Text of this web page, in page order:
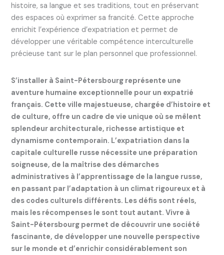
histoire, sa langue et ses traditions, tout en préservant
des espaces où exprimer sa francité. Cette approche
enrichit l’expérience d’expatriation et permet de
développer une véritable compétence interculturelle
précieuse tant sur le plan personnel que professionnel.
S’installer à Saint-Pétersbourg représente une
aventure humaine exceptionnelle pour un expatrié
français. Cette ville majestueuse, chargée d’histoire et
de culture, offre un cadre de vie unique où se mêlent
splendeur architecturale, richesse artistique et
dynamisme contemporain. L’expatriation dans la
capitale culturelle russe nécessite une préparation
soigneuse, de la maîtrise des démarches
administratives à l’apprentissage de la langue russe,
en passant par l’adaptation à un climat rigoureux et à
des codes culturels différents. Les défis sont réels,
mais les récompenses le sont tout autant. Vivre à
Saint-Pétersbourg permet de découvrir une société
fascinante, de développer une nouvelle perspective
sur le monde et d’enrichir considérablement son